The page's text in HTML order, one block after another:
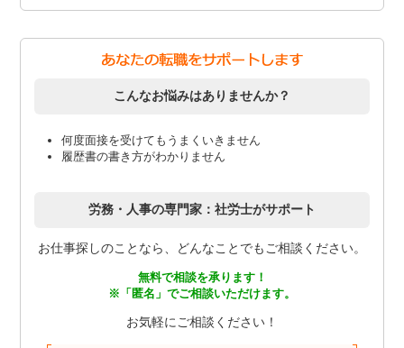
こんなお悩みはありませんか？
何度面接を受けてもうまくいきません
履歴書の書き方がわかりません
労務・人事の専門家：社労士がサポート
お仕事探しのことなら、どんなことでもご相談ください。
無料で相談を承ります！
※「匿名」でご相談いただけます。
お気軽にご相談ください！